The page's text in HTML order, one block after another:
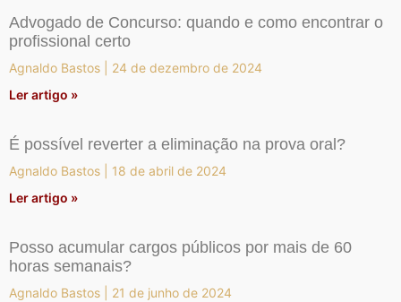
Advogado de Concurso: quando e como encontrar o
profissional certo
Agnaldo Bastos
24 de dezembro de 2024
Ler artigo »
É possível reverter a eliminação na prova oral?
Agnaldo Bastos
18 de abril de 2024
Ler artigo »
Posso acumular cargos públicos por mais de 60
horas semanais?
Agnaldo Bastos
21 de junho de 2024